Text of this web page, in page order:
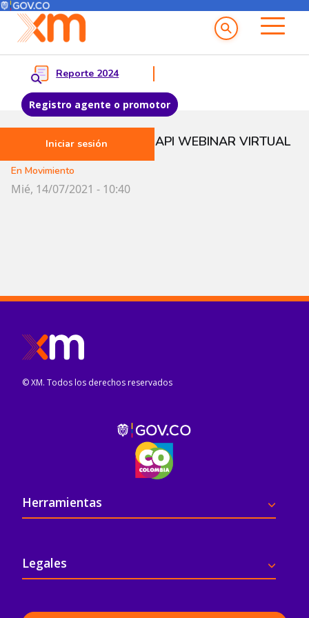
Pasar al contenido principal
Menú del Usuario
Reporte 2024
Registro agente o promotor
Iniciar sesión
Menu principal
PARTICIPAMOS EN MAPI WEBINAR VIRTUAL
En Movimiento
Mié, 14/07/2021 - 10:40
© XM. Todos los derechos reservados
Pie de página
Herramientas
Legales